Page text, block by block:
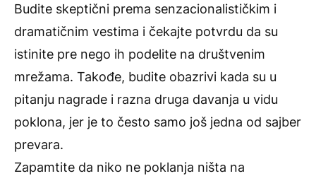
Budite skeptični prema senzacionalističkim i
dramatičnim vestima i čekajte potvrdu da su
istinite pre nego ih podelite na društvenim
mrežama. Takođe, budite obazrivi kada su u
pitanju nagrade i razna druga davanja u vidu
poklona, jer je to često samo još jedna od sajber
prevara.
Zapamtite da niko ne poklanja ništa na